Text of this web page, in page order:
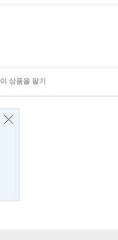
이 상품을 팔기